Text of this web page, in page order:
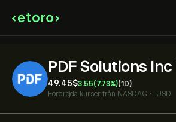
PDF Solutions Inc
49.45‎$‎3.55(7.73%)(1D)
Fördröjda kurser från NASDAQ • i USD